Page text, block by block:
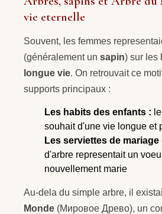
vie eternelle
Souvent, les femmes
(généralement un sapin) sur les
longue vie. On retrouvait ce
supports principaux :
Les habits des enfants :
souhait d'une vie longue et
Les serviettes de
d'arbre representait un
nouvellement marie
Au-dela du simple arbre, il
Monde (Мировое Древо), un